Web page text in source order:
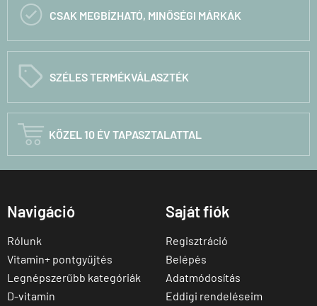
 CSAK MEGBÍZHATÓ, MINŐSÉGI MÁRKÁK
C SZÉLES TERMÉKVÁLASZTÉK
 KÖZEL 10 ÉV TAPASZTALATTAL
Navigáció
Rólunk
Vitamin+ pontgyűjtés
Legnépszerűbb kategóriák
D-vitamin
Saját fiók
Regisztráció
Belépés
Adatmódosítás
Eddigi rendeléseim